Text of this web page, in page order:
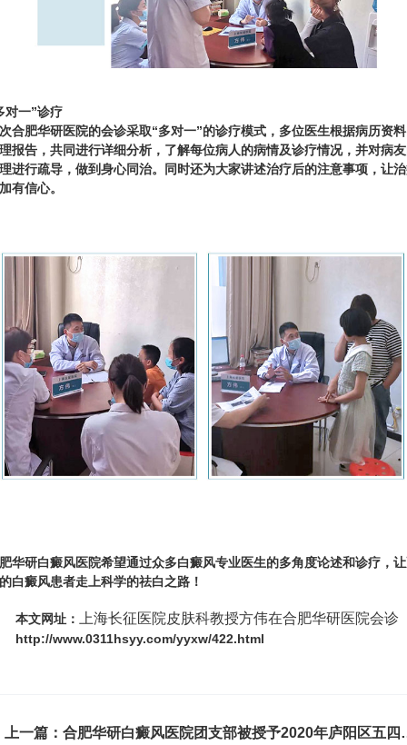
对一”诊疗
合肥华研医院的会诊采取“多对一”的诊疗模式，多位医生根据病历资
报告，共同进行详细分析，了解每位病人的病情及诊疗情况，并对病
进行疏导，做到身心同治。同时还为大家讲述治疗后的注意事项，让
有信心。
华研白癜风医院希望通过众多白癜风专业医生的多角度论述和诊疗，
白癜风患者走上科学的祛白之路！
本文网址： 上海长征医院皮肤科教授方伟在合肥华研医院会诊
http://www.0311hsyy.com/yyxw/422.html
一篇： 合肥华研白癜风医院团支部被授予2020年庐阳区五四红旗团支部称号